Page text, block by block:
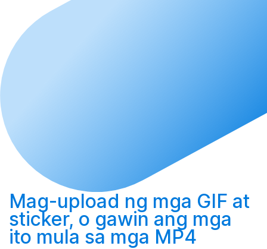
Mag-upload ng mga GIF at
sticker, o gawin ang mga
ito mula sa mga MP4